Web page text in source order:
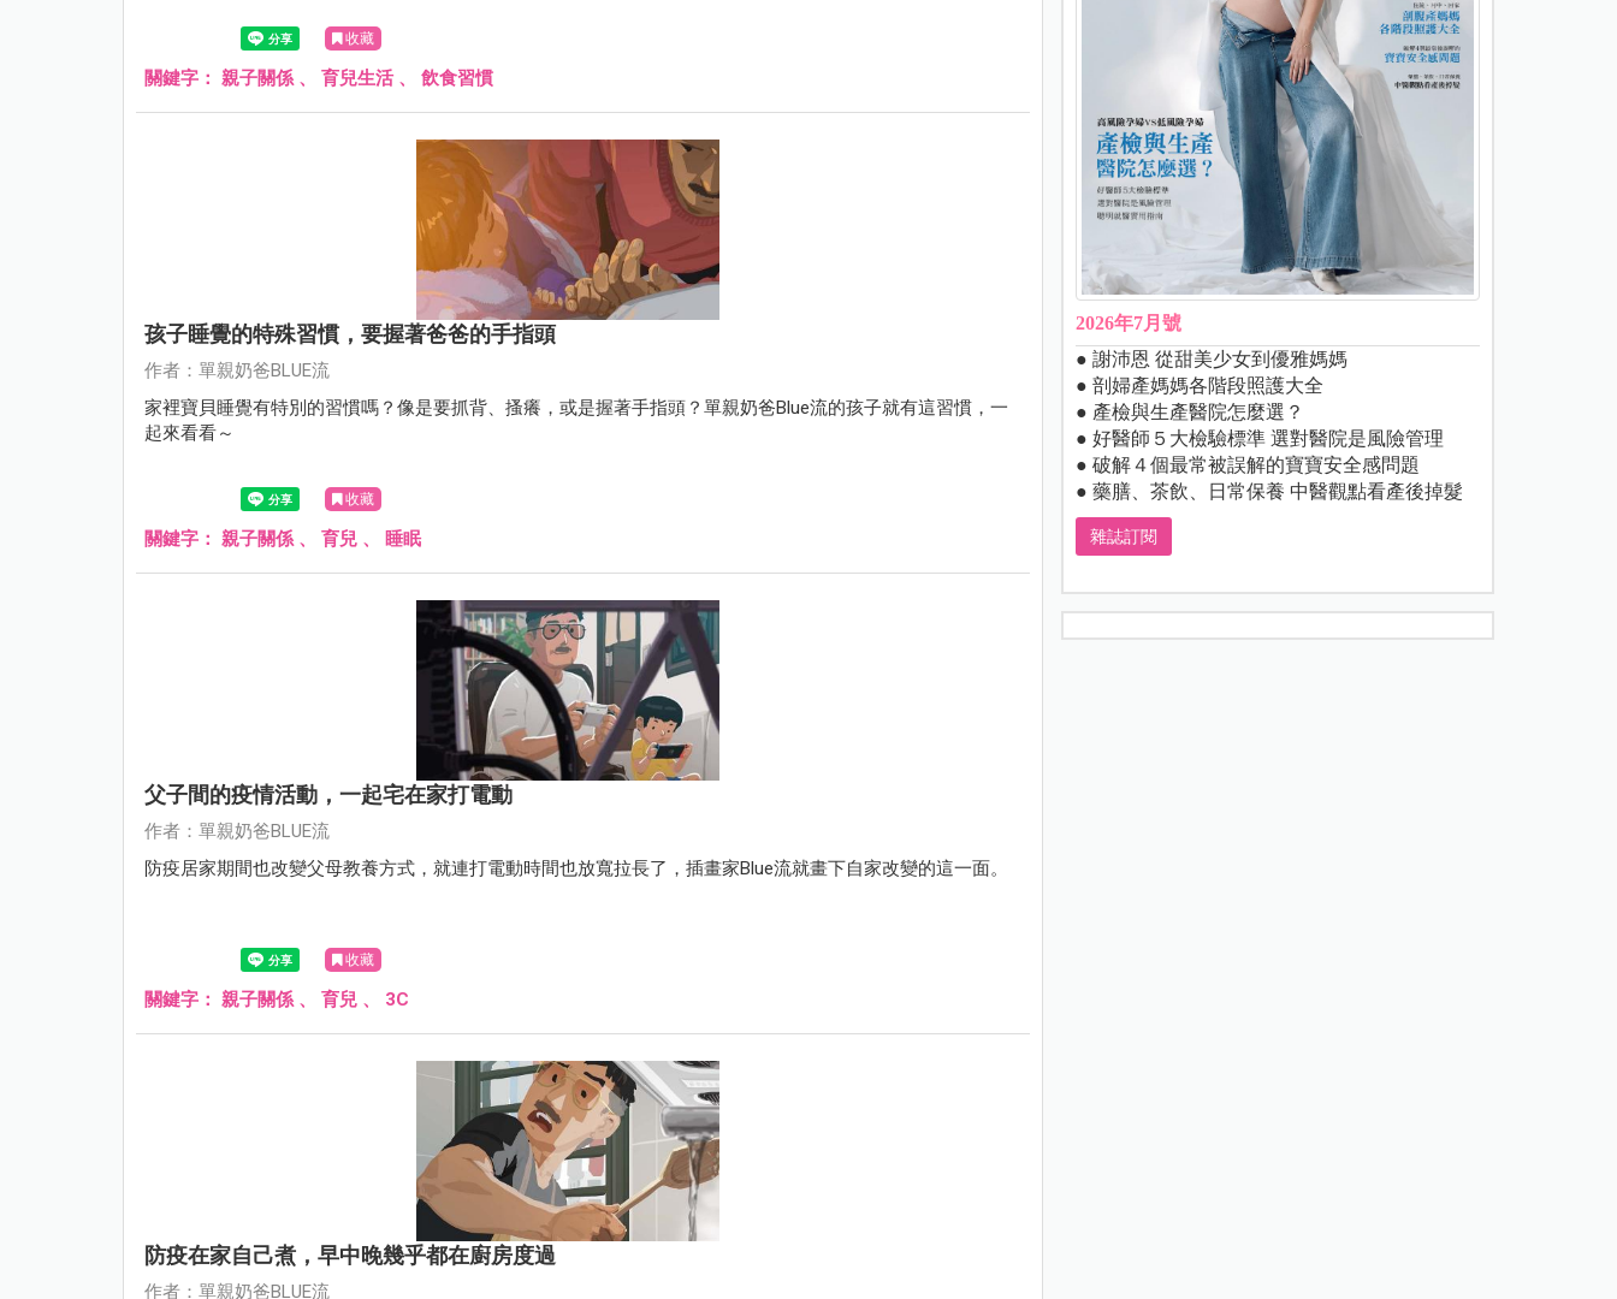
收藏
關鍵字： 親子關係 、 育兒生活、 飲食習慣
孩子睡覺的特殊習慣，要握著爸爸的手指頭
作者：單親奶爸BLUE流
家裡寶貝睡覺有特別的習慣嗎？像是要抓背、搔癢，或是握著手指頭？單親奶爸Blue流的孩子就有這習慣，一
起來看看～
收藏
關鍵字： 親子關係 、 育兒 、 睡眠
父子間的疫情活動，一起宅在家打電動
作者：單親奶爸BLUE流
防疫居家期間也改變父母教養方式，就連打電動時間也放寬拉長了，插畫家Blue流就畫下自家改變的這一面。
收藏
關鍵字： 親子關係 、 育兒 、 3C
防疫在家自己煮，早中晚幾乎都在廚房度過
作者：單親奶爸BLUE流
2026年7月號
● 謝沛恩 從甜美少女到優雅媽媽
● 剖婦產媽媽各階段照護大全
● 產檢與生產醫院怎麼選？
● 好醫師５大檢驗標準 選對醫院是風險管理
● 破解４個最常被誤解的寶寶安全感問題
● 藥膳、茶飲、日常保養 中醫觀點看產後掉髮
雜誌訂閱